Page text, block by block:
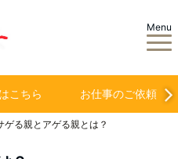
Menu
こちら お仕事のご依頼
ゲる親とアゲる親とは？